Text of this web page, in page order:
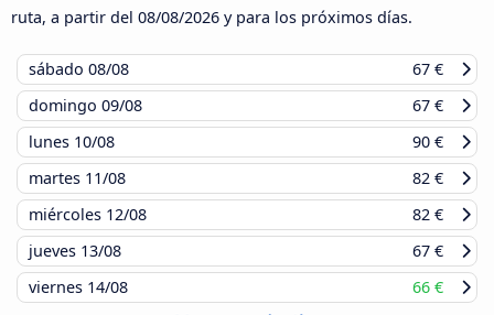
ruta, a partir del 08/08/2026 y para los próximos días.
sábado 08/08
67 €
domingo 09/08
67 €
lunes 10/08
90 €
martes 11/08
82 €
miércoles 12/08
82 €
jueves 13/08
67 €
viernes 14/08 66 €